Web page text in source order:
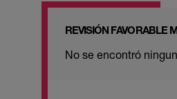
REVISIÓN FAVORABLE
No se encontró